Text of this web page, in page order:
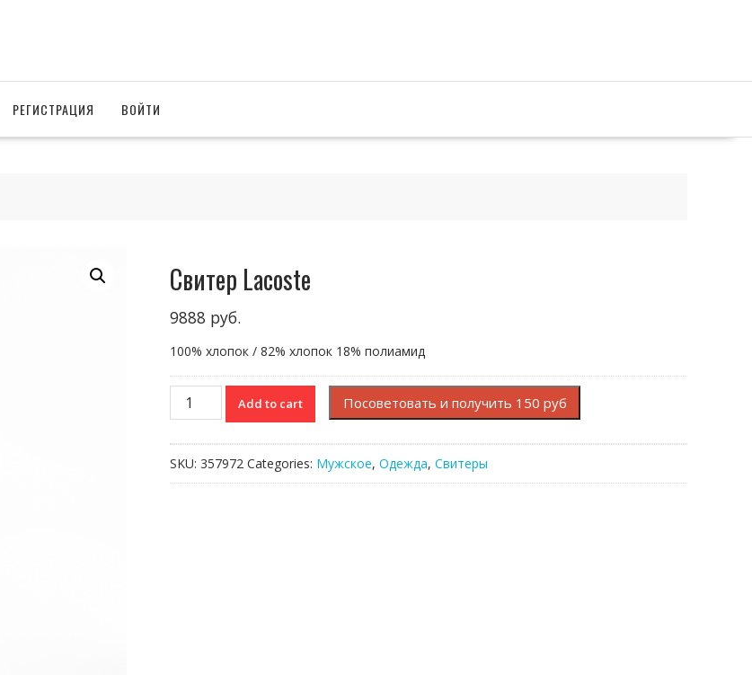
РЕГИСТРАЦИЯ ВОЙТИ
Свитер Lacoste
9888 руб.
100% хлопок / 82% хлопок 18% полиамид
Свитер
Lacoste
Add to cart Посоветовать и получить 150 руб
SKU: 357972 Categories: Мужское, Одежда, Свитеры